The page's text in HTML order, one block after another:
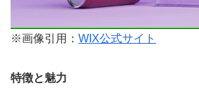
※画像引用： WIX公式サイト
特徴と魅力